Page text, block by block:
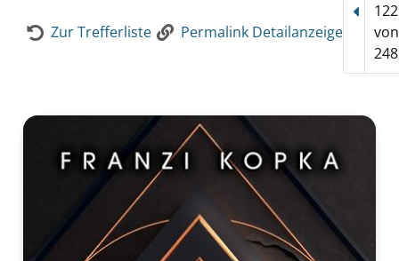
Zur Trefferliste Permalink Detailanzeige
122
von
248